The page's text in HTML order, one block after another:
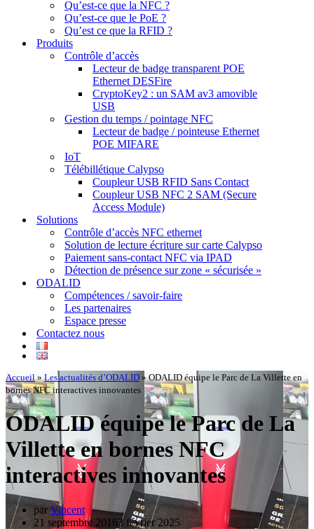
Qu’est-ce que la NFC ?
Qu’est-ce que le PoE ?
Qu’est ce que la RFID ?
Produits
Contrôle d’accès
Lecteur de badge transparent POE
Ethernet DESFire
CryptoKey2 : un SAM av3 amovible
USB
Gestion du temps / pointage NFC
Lecteur de badge / pointeuse Ethernet
POE MIFARE
IoT
Télébillétique Calypso
Coupleur USB RFID Sans Contact
Coupleur USB NFC 2 SAM (Secure
Access Module)
Solutions
Contrôle d’accès NFC ethernet
Solution de lecture écriture sur carte Calypso
Paiement sans-contact NFC via IPAD
Détection de présence sur zone « sécurisée »
ODALID
Compétences / savoir-faire
Les partenaires
Espace presse
Contactez nous
Accueil»Les actualités d’ODALID »ODALID équipe le Parc de La Villette en
bornes NFC interactives innovantes
ODALID équipe le Parc de La
Villette en bornes NFC
interactives innovantes
parVincent
21 septembre 20163 février 2025